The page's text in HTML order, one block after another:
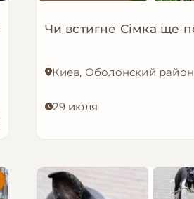
Киев, Оболонский район
29 июля